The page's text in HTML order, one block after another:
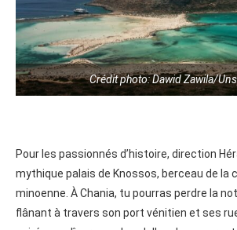
Crédit photo: Dawid Zawila/
Pour les passionnés d’histoire, direction
mythique palais de Knossos, berceau de la
minoenne. À Chania, tu pourras perdre la
flânant à travers son port vénitien et ses